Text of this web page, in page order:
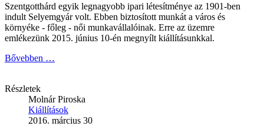
Szentgotthárd egyik legnagyobb ipari létesítménye az 1901-ben
indult Selyemgyár volt. Ebben biztosított munkát a város és
környéke - főleg - női munkavállalóinak. Erre az üzemre
emlékezünk 2015. június 10-én megnyílt kiállításunkkal.
Bővebben …
Részletek
Molnár Piroska
Kiállítások
2016. március 30